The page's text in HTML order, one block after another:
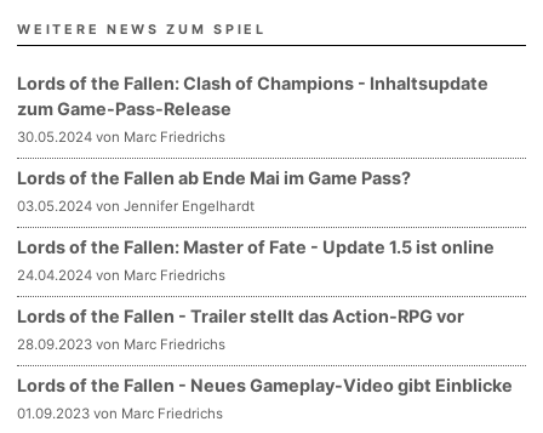
WEITERE NEWS ZUM SPIEL
Lords of the Fallen: Clash of Champions - Inhaltsupdate
zum Game-Pass-Release
30.05.2024 von Marc Friedrichs
Lords of the Fallen ab Ende Mai im Game Pass?
03.05.2024 von Jennifer Engelhardt
Lords of the Fallen: Master of Fate - Update 1.5 ist online
24.04.2024 von Marc Friedrichs
Lords of the Fallen - Trailer stellt das Action-RPG vor
28.09.2023 von Marc Friedrichs
Lords of the Fallen - Neues Gameplay-Video gibt Einblicke
01.09.2023 von Marc Friedrichs